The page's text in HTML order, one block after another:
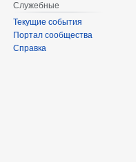
Служебные
Текущие события
Портал сообщества
Справка